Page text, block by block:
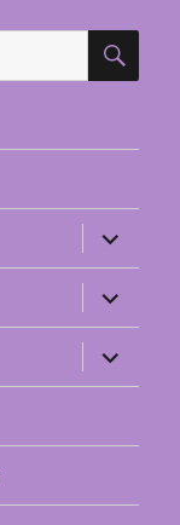
ouvrir
le
sous-
menu
ouvrir
le
sous-
menu
ouvrir
le
sous-